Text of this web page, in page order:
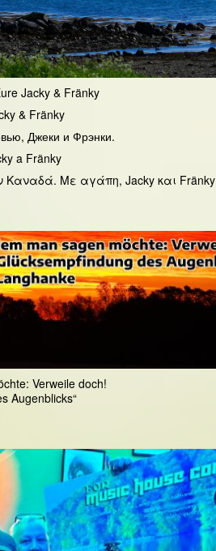
Jacky & Fränky
& Fränky
Джеки и Фрэнки.
a Fränky
Καναδά. Με αγάπη, Jacky και Fränky
Verweile doch!
Augenblicks“